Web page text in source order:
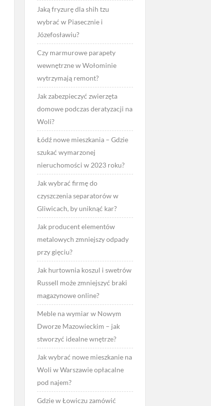
Jaką fryzurę dla shih tzu
wybrać w Piasecznie i
Józefosławiu?
Czy marmurowe parapety
wewnętrzne w Wołominie
wytrzymają remont?
Jak zabezpieczyć zwierzęta
domowe podczas deratyzacji na
Woli?
Łódź nowe mieszkania – Gdzie
szukać wymarzonej
nieruchomości w 2023 roku?
Jak wybrać firmę do
czyszczenia separatorów w
Gliwicach, by uniknąć kar?
Jak producent elementów
metalowych zmniejszy odpady
przy gięciu?
Jak hurtownia koszul i swetrów
Russell może zmniejszyć braki
magazynowe online?
Meble na wymiar w Nowym
Dworze Mazowieckim – jak
stworzyć idealne wnętrze?
Jak wybrać nowe mieszkanie na
Woli w Warszawie opłacalne
pod najem?
Gdzie w Łowiczu zamówić